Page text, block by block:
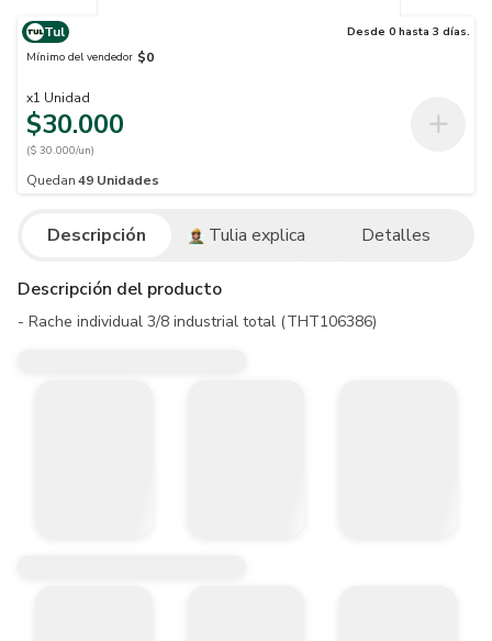
Tul
Desde 0 hasta 3 días.
Mínimo del vendedor $0
x1 Unidad
$30.000
($ 30.000/un)
Quedan49 Unidades
Descripción Tulia explica Detalles
Descripción del producto
- Rache individual 3/8 industrial total (THT106386)